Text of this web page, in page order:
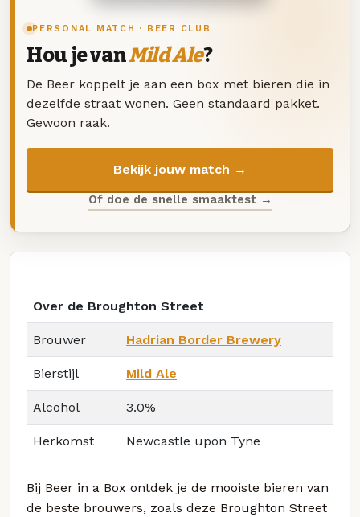
PERSONAL MATCH · BEER CLUB
Hou je vanMild Ale?
De Beer koppelt je aan een box met bieren die in
dezelfde straat wonen. Geen standaard pakket.
Gewoon raak.
Bekijk jouw match →
Of doe de snelle smaaktest →
Over de Broughton Street
Brouwer Hadrian Border Brewery
Bierstijl Mild Ale
Alcohol 3.0%
Herkomst Newcastle upon Tyne
Bij Beer in a Box ontdek je de mooiste bieren van
de beste brouwers, zoals deze Broughton Street